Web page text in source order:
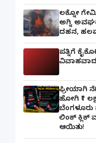
ಲಕ್ನೋ
ಅಗ್ನಿ
ದಹನ,
ಪತ್ನಿಗೆ
ವಿವಾಹವಾದ
ಫ್ರೀಯಾಗಿ
ಹೋಗಿ ₹1
ಬೆಂಗಳೂರು
ಲಿಂಕ್ ಕ್ಲಿಕ್
ಆಯಿತು!